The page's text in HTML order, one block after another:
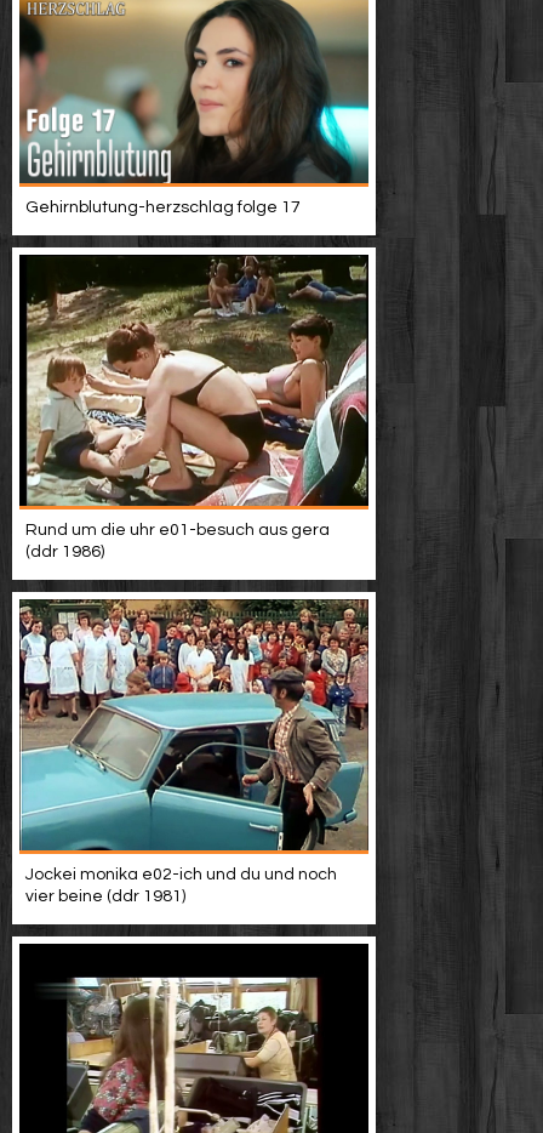
Gehirnblutung-herzschlag folge 17
Rund um die uhr e01-besuch aus gera
(ddr 1986)
Jockei monika e02-ich und du und noch
vier beine (ddr 1981)